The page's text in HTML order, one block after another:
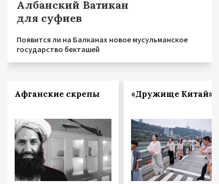
Албанский Ватикан
для суфиев
Появится ли на Балканах новое мусульманское
государство бекташей
Афганские скрепы «Дружище Китай»